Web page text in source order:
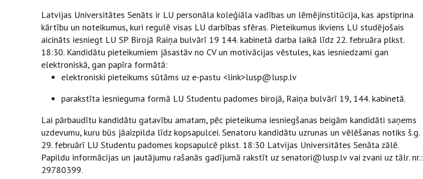
Latvijas Universitātes Senāts ir LU personāla koleģiāla vadības un lēmējinstitūcija, kas apstiprina
kārtību un noteikumus, kuri regulē visas LU darbības sfēras. Pieteikumus ikviens LU studējošais
aicināts iesniegt LU SP Birojā Raiņa bulvārī 19 144. kabinetā darba laikā līdz 22. februāra plkst.
18:30. Kandidātu pieteikumiem jāsastāv no CV un motivācijas vēstules, kas iesniedzami gan
elektroniskā, gan papīra formātā:
elektroniski pieteikums sūtāms uz e-pastu <link>lusp@lusp.lv
parakstīta iesnieguma formā LU Studentu padomes birojā, Raiņa bulvārī 19, 144. kabinetā.
Lai pārbaudītu kandidātu gatavību amatam, pēc pieteikuma iesniegšanas beigām kandidāti saņems
uzdevumu, kuru būs jāaizpilda līdz kopsapulcei. Senatoru kandidātu uzrunas un vēlēšanas notiks š.g.
29. februārī LU Studentu padomes kopsapulcē plkst. 18:30 Latvijas Universitātes Senāta zālē.
Papildu informācijas un jautājumu rašanās gadījumā rakstīt uz senatori@lusp.lv vai zvani uz tālr. nr.:
29780399.